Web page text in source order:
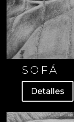
SOFÁ
Detalles